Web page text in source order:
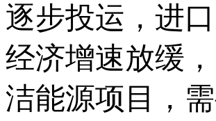
逐步投运，进
经济增速放缓
洁能源项目，